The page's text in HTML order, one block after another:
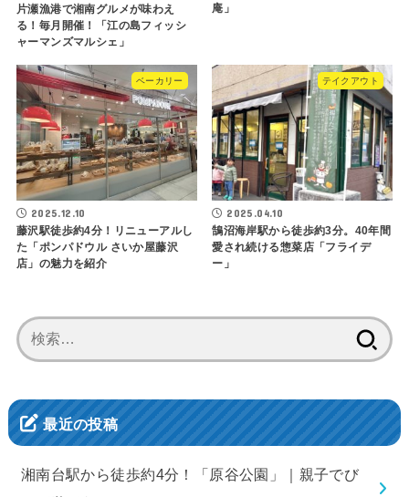
片瀬漁港で湘南グルメが味わえ
る！毎月開催！「江の島フィッシ
ャーマンズマルシェ」
庵」
ベーカリー
2025.12.10
藤沢駅徒歩約4分！リニューアルし
た「ポンパドウル さいか屋藤沢
店」の魅力を紹介
テイクアウト
2025.04.10
鵠沼海岸駅から徒歩約3分。40年間
愛され続ける惣菜店「フライデ
ー」
索:
最近の投稿
湘南台駅から徒歩約4分！「原谷公園」｜親子でび